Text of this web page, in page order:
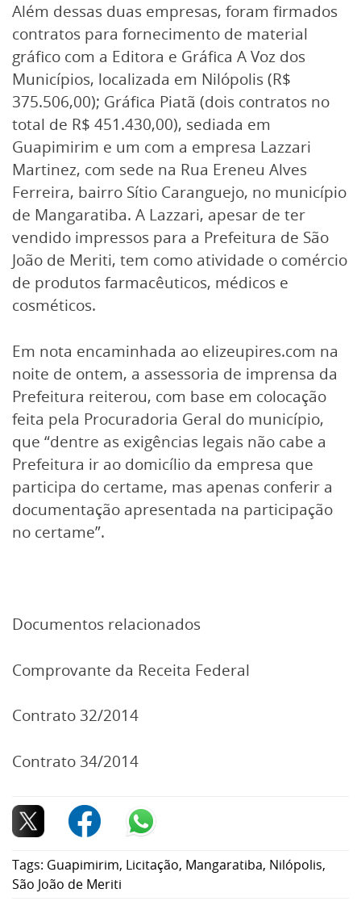
Além dessas duas empresas, foram firmados
contratos para fornecimento de material
gráfico com a Editora e Gráfica A Voz dos
Municípios, localizada em Nilópolis (R$
375.506,00); Gráfica Piatã (dois contratos no
total de R$ 451.430,00), sediada em
Guapimirim e um com a empresa Lazzari
Martinez, com sede na Rua Ereneu Alves
Ferreira, bairro Sítio Caranguejo, no município
de Mangaratiba. A Lazzari, apesar de ter
vendido impressos para a Prefeitura de São
João de Meriti, tem como atividade o comércio
de produtos farmacêuticos, médicos e
cosméticos.
Em nota encaminhada ao elizeupires.com na
noite de ontem, a assessoria de imprensa da
Prefeitura reiterou, com base em colocação
feita pela Procuradoria Geral do município,
que “dentre as exigências legais não cabe a
Prefeitura ir ao domicílio da empresa que
participa do certame, mas apenas conferir a
documentação apresentada na participação
no certame”.
Documentos relacionados
Comprovante da Receita Federal
Contrato 32/2014
Contrato 34/2014
Tags: Guapimirim, Licitação, Mangaratiba, Nilópolis,
São João de Meriti